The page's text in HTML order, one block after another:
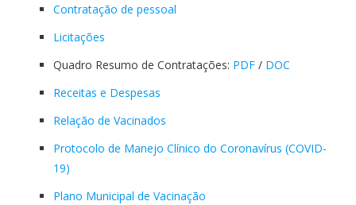
Contratação de pessoal
Licitações
Quadro Resumo de Contratações: PDF / DOC
Receitas e Despesas
Relação de Vacinados
Protocolo de Manejo Clínico do Coronavírus (COVID-
19)
Plano Municipal de Vacinação